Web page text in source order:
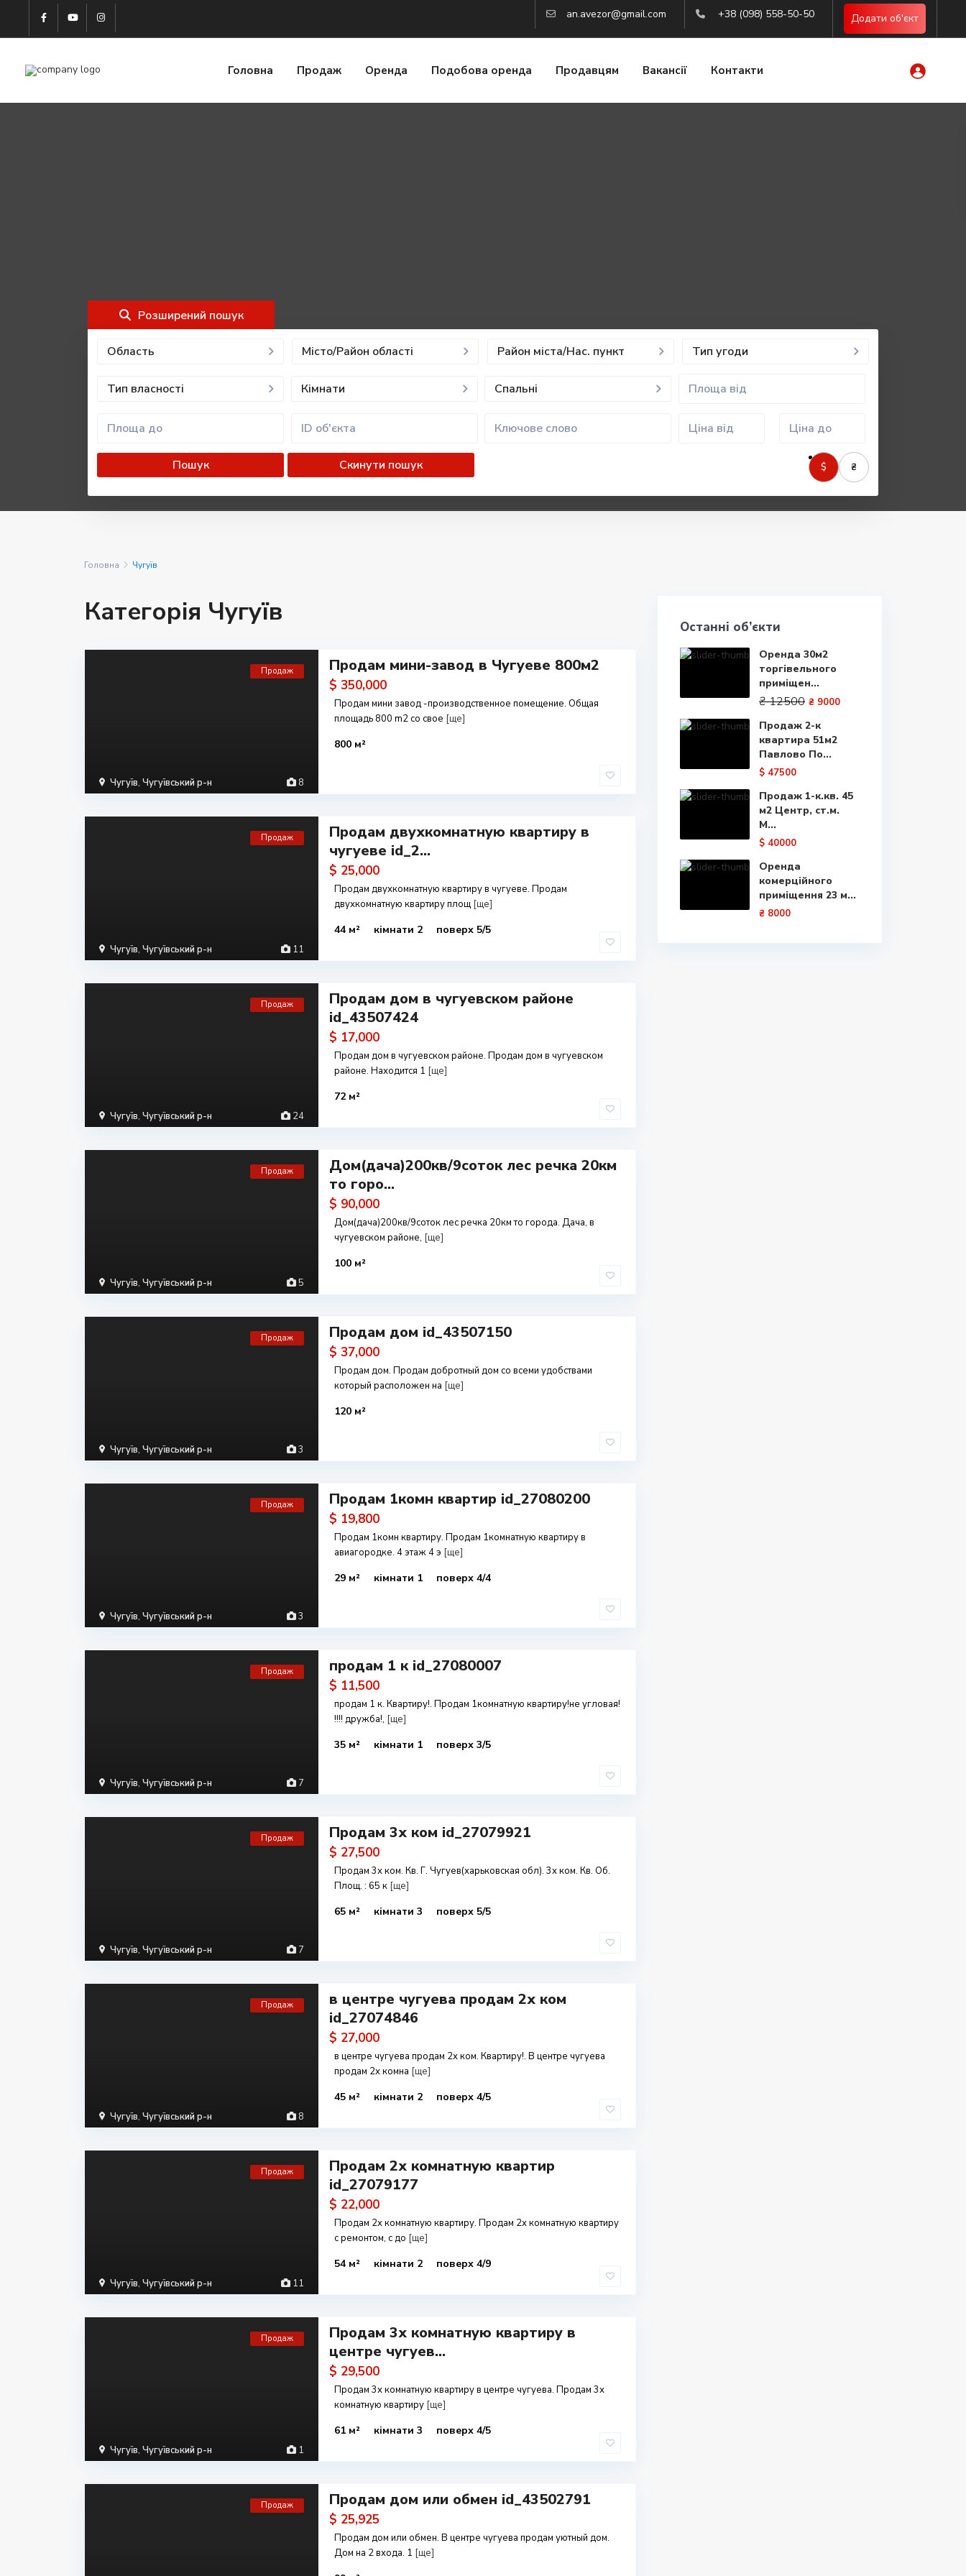
an.avezor@gmail.com +38 (098) 558-50-50 Додати об'єкт
Головна Продаж Оренда Подобова оренда Продавцям Вакансії Контакти
Розширений пошук
Область Місто/Район області Район міста/Нас. пункт Тип угоди
Тип власності Кімнати Спальні
Пошук Скинути пошук $ ₴
Головна Чугуїв
Категорія Чугуїв
8
Чугуїв, Чугуївський р-н
Продаж Продам мини-завод в Чугуеве 800м2
$ 350,000
Продам мини завод -производственное помещение. Общая
площадь 800 m2 cо свое [ще]
800 м²
11
Чугуїв, Чугуївський р-н
Продаж
Продам двухкомнатную квартиру в
чугуеве id_2...
$ 25,000
Продам двухкомнатную квартиру в чугуеве. Продам
двухкомнатную квартиру площ [ще]
44 м² кімнати 2 поверх 5/5
24
Чугуїв, Чугуївський р-н
Продаж
Продам дом в чугуевском районе
id_43507424
$ 17,000
Продам дом в чугуевском районе. Продам дом в чугуевском
районе. Находится 1 [ще]
72 м²
5
Чугуїв, Чугуївський р-н
Продаж
Дом(дача)200кв/9соток лес речка 20км
то горо...
$ 90,000
Дом(дача)200кв/9соток лес речка 20км то города. Дача, в
чугуевском районе, [ще]
100 м²
3
Чугуїв, Чугуївський р-н
Продаж Продам дом id_43507150
$ 37,000
Продам дом. Продам добротный дом со всеми удобствами
который расположен на [ще]
120 м²
3
Чугуїв, Чугуївський р-н
Продаж Продам 1комн квартир id_27080200
$ 19,800
Продам 1комн квартиру. Продам 1комнатную квартиру в
авиагородке. 4 этаж 4 э [ще]
29 м² кімнати 1 поверх 4/4
7
Чугуїв, Чугуївський р-н
Продаж продам 1 к id_27080007
$ 11,500
продам 1 к. Квартиру!. Продам 1комнатную квартиру!не угловая!
!!!! дружба!, [ще]
35 м² кімнати 1 поверх 3/5
7
Чугуїв, Чугуївський р-н
Продаж Продам 3х ком id_27079921
$ 27,500
Продам 3х ком. Кв. Г. Чугуев(харьковская обл). 3х ком. Кв. Об.
Площ. : 65 к [ще]
65 м² кімнати 3 поверх 5/5
8
Чугуїв, Чугуївський р-н
Продаж
в центре чугуева продам 2х ком
id_27074846
$ 27,000
в центре чугуева продам 2х ком. Квартиру!. В центре чугуева
продам 2х комна [ще]
45 м² кімнати 2 поверх 4/5
11
Чугуїв, Чугуївський р-н
Продаж
Продам 2х комнатную квартир
id_27079177
$ 22,000
Продам 2х комнатную квартиру. Продам 2х комнатную квартиру
с ремонтом, с до [ще]
54 м² кімнати 2 поверх 4/9
1
Чугуїв, Чугуївський р-н
Продаж
Продам 3х комнатную квартиру в
центре чугуев...
$ 29,500
Продам 3х комнатную квартиру в центре чугуева. Продам 3х
комнатную квартиру [ще]
61 м² кімнати 3 поверх 4/5
Продаж Продам дом или обмен id_43502791
$ 25,925
Продам дом или обмен. В центре чугуева продам уютный дом.
Дом на 2 входа. 1 [ще]
Останні об’єкти
Оренда 30м2
торгівельного
приміщен...
₴ 12500 ₴ 9000
Продаж 2-к
квартира 51м2
Павлово По...
$ 47500
Продаж 1-к.кв. 45
м2 Центр, ст.м.
М...
$ 40000
Оренда
комерційного
приміщення 23 м...
₴ 8000